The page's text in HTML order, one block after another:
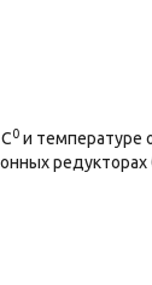
0и температуре